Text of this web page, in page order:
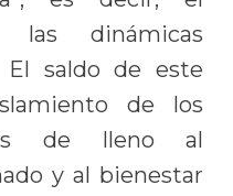
las dinámicas
El saldo de este
de los
de lleno al
y al bienestar